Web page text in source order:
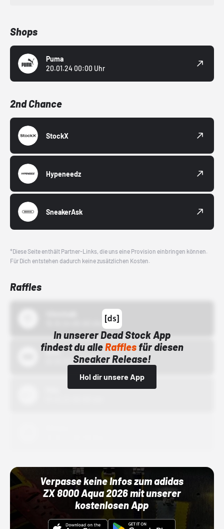
Shops
Puma
20.01.24 00:00 Uhr
2nd Chance
StockX
Hypeneedz
SneakerAsk
*Diese Seite enthält Partner-Links, die uns eine Provision einbringen können.
Für Dich entstehen dadurch keine zusätzlichen Kosten.
Raffles
In unserer Dead Stock App
findest du alleRafflesfür diesen
Sneaker Release!
Hol dir unsere App
Bstn
01.10.22 00:00 Uhr
Verpasse keine Infos zum adidas
ZX 8000 Aqua 2026 mit unserer
kostenlosen App